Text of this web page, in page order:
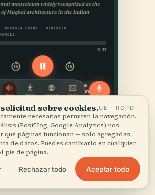
solicitud sobre cookies.UE · RGPD
necesarias permiten la navegación.
(PostHog, Google Analytics) nos
qué páginas funcionan — solo agregadas,
de datos. Puedes cambiarlo en cualquier
pie de página.
Rechazar todo Aceptar todo